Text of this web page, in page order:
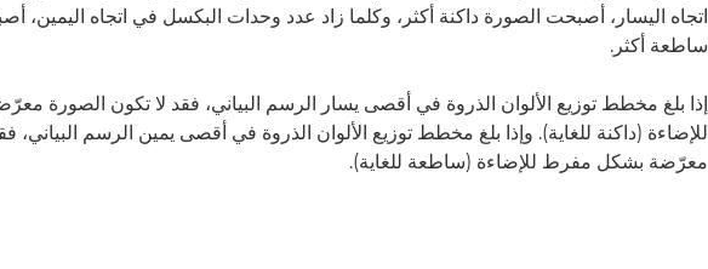
اتجاه اليسار، أصبحت الصورة داكنة أكثر، وكلما زاد عدد وحدات البكسل في اتجاه اليمين،
ساطعة أكثر.
إذا بلغ مخطط توزيع الألوان الذروة في أقصى يسار الرسم البياني، فقد لا تكون الصورة
للإضاءة (داكنة للغاية). وإذا بلغ مخطط توزيع الألوان الذروة في أقصى يمين الرسم البياني،
معرّضة بشكل مفرط للإضاءة (ساطعة للغاية).